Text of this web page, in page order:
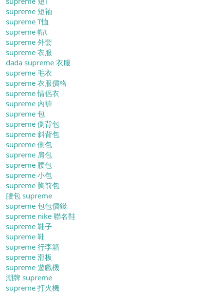
supreme 短袖
supreme T恤
supreme 帽t
supreme 外套
supreme 衣服
dada supreme 衣服
supreme 毛衣
supreme 衣服價格
supreme 情侶衣
supreme 內褲
supreme 包
supreme 側背包
supreme 斜背包
supreme 側包
supreme 肩包
supreme 腰包
supreme 小包
supreme 胸前包
腰包 supreme
supreme 包包價錢
supreme nike 聯名鞋
supreme 鞋子
supreme 鞋
supreme 行李箱
supreme 滑板
supreme 遊戲機
潮牌 supreme
supreme 打火機